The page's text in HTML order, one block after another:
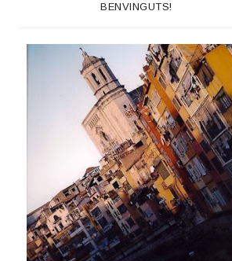
BENVINGUTS!